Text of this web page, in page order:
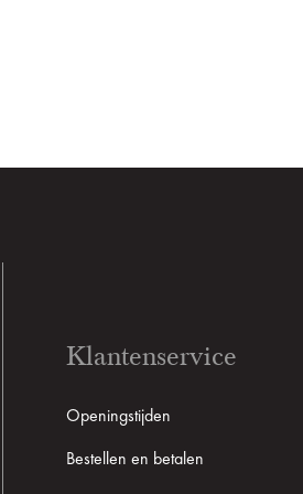
Klantenservice
Openingstijden
Bestellen en betalen